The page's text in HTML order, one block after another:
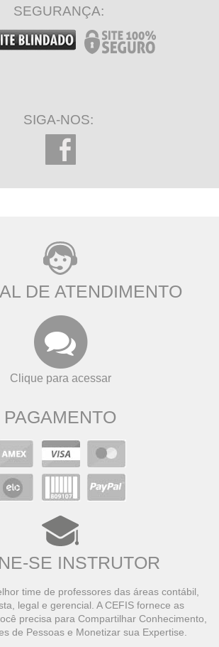
SEGURANÇA:
SIGA-NOS:
DE ATENDIMENTO
Clique para acessar
PAGAMENTO
SE INSTRUTOR
time de professores das áreas contábil,
legal e gerencial. A CEFIS fornece as
precisa para Compartilhar Conhecimento,
de Pessoas e Monetizar sua Expertise.